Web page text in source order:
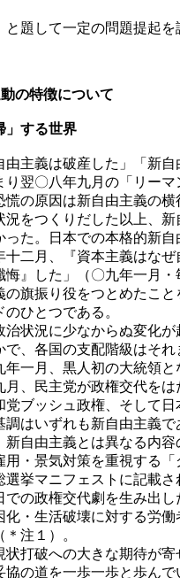
題して一定の問題提起を
の特徴について
する世界
主義は破産した」「新
翌〇八年九月の「リー
の原因は新自由主義の
をつくりだした以上、
た。日本での本格的新
二月、『資本主義はな
悔』した」（〇九年一月
旗振り役をつとめたこと
ひとつである。
状況に少なからぬ変化
で、各国の支配階級はそ
一月、黒人初の大統領
月、民主党が政権交代を
ブッシュ政権、そして
はいずれも新自由主義
自由主義とは異なる内
・景気対策を重視する「
選挙マニフェストに記載
の政権交代劇を生み出
・生活破壊に対する労
注１）。
打破への大きな期待が
の道を一歩一歩と歩ん